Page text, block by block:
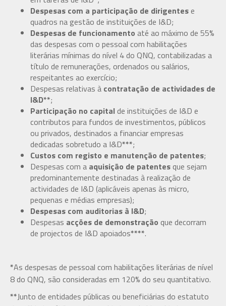
Despesas com a participação de dirigentese
quadros na gestão de instituições de I&D;
Despesas de funcionamento até ao máximo de 55%
das despesas com o pessoal com habilitações
literárias mínimas do nível 4 do QNQ, contabilizadas a
título de remunerações, ordenados ou salários,
respeitantes ao exercício;
Despesas relativas à contratação de actividades de
I&D**;
Participação no capitalde instituições de I&D e
contributos para fundos de investimentos, públicos
ou privados, destinados a financiar empresas
dedicadas sobretudo a I&D***;
Custos com registo e manutenção de patentes;
Despesas com a aquisição de patentesque sejam
predominantemente destinadas à realização de
actividades de I&D (aplicáveis apenas às micro,
pequenas e médias empresas);
Despesas com auditorias à I&D;
Despesas acções de demonstração que decorram
de projectos de I&D apoiados****.
*As despesas de pessoal com habilitações literárias de nível
8 do QNQ, são consideradas em 120% do seu quantitativo.
**Junto de entidades públicas ou beneficiárias do estatuto